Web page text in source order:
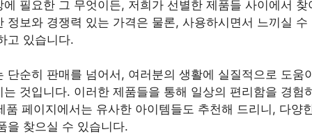
에 필요한 그 무엇이든, 저희가 선별한 제품들 사이에서 찾
정보와 경쟁력 있는 가격은 물론, 사용하시면서 느끼실 수
고 있습니다.
단순히 판매를 넘어서, 여러분의 생활에 실질적으로 도움
는 것입니다. 이러한 제품들을 통해 일상의 편리함을 경험
품 페이지에서는 유사한 아이템들도 추천해 드리니, 다양
을 찾으실 수 있습니다.